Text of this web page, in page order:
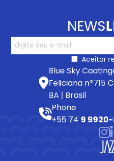
NEWS
Aceitar
Blue Sky
Feliciana nº715
BA | Brasil
Phone
+55 74 9 9920-